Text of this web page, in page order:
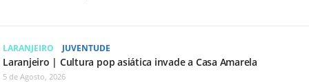
LARANJEIRO JUVENTUDE
Laranjeiro | Cultura pop asiática invade a Casa Amarela
5 de Agosto, 2026